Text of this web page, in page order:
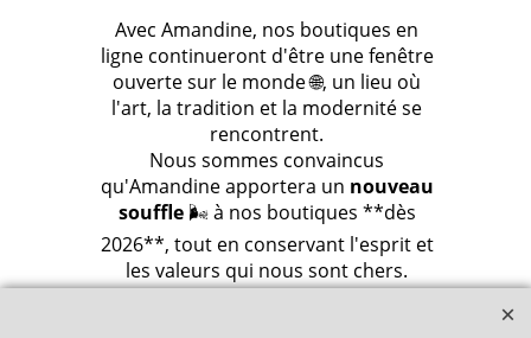
Avec Amandine, nos boutiques en
ligne continueront d'être une fenêtre
ouverte sur le monde 🌐, un lieu où
l'art, la tradition et la modernité se
rencontrent.
Nous sommes convaincus
qu'Amandine apportera un nouveau
souffle🌬️ à nos boutiques **dès
2026**, tout en conservant l'esprit et
les valeurs qui nous sont chers.